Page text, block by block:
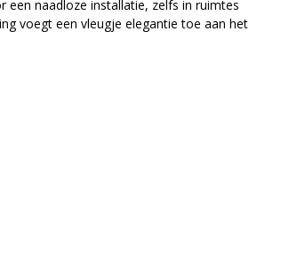
naadloze installatie, zelfs in ruimtes
voegt een vleugje elegantie toe aan het